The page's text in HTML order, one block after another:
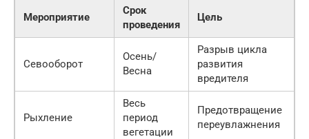
Мероприятие
Срок
проведения
Цель
Севооборот
Осень/
Весна
Разрыв цикла
развития
вредителя
Рыхление
Весь
период
вегетации
Предотвращение
переувлажнения